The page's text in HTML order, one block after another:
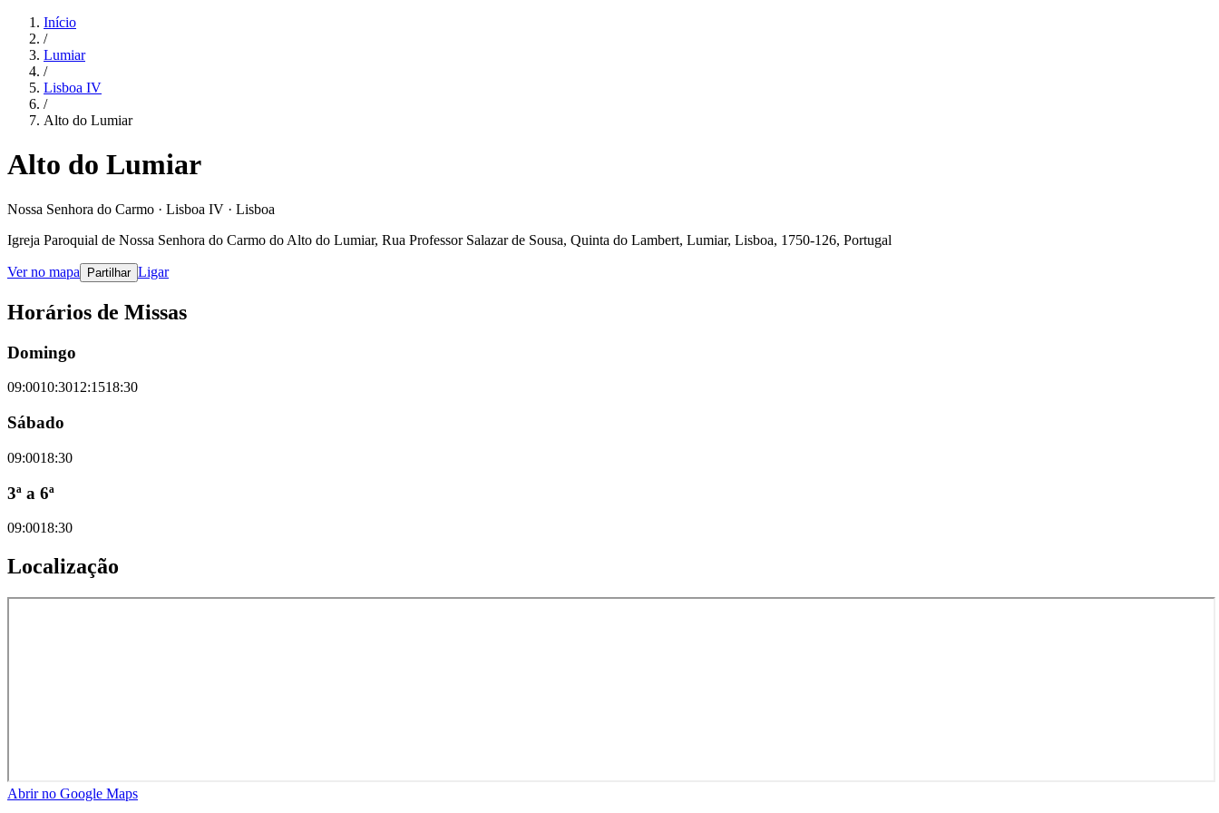
Início
/
Lumiar
/
Lisboa IV
/
Alto do Lumiar
Alto do Lumiar
Nossa Senhora do Carmo · Lisboa IV · Lisboa
Igreja Paroquial de Nossa Senhora do Carmo do Alto do Lumiar, Rua Professor Salazar de Sousa, Quinta do Lambert, Lumiar, Lisboa, 1750-126, Portugal
Ver no mapa Partilhar Ligar
Horários de Missas
Domingo
09:0010:3012:1518:30
Sábado
09:0018:30
3ª a 6ª
09:0018:30
Localização
Abrir no Google Maps